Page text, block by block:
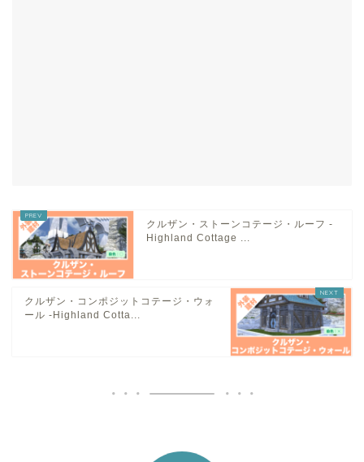
クルザン・ストーンコテージ・ルーフ -
Highland Cottage ...
クルザン・コンポジットコテージ・ウォ
ール -Highland Cotta...